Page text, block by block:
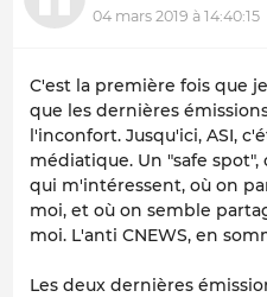
04 mars 2019 à 14:40:15
C'est la première fois que
que les dernières
l'inconfort. Jusqu'ici, ASI,
médiatique. Un "safe
qui m'intéressent, où on
moi, et où on semble
moi. L'anti CNEWS, en
Les deux dernières